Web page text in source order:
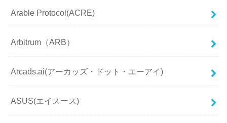
Arable Protocol(ACRE)
Arbitrum（ARB）
Arcads.ai(アーカッズ・ドット・エーアイ)
ASUS(エイスース)